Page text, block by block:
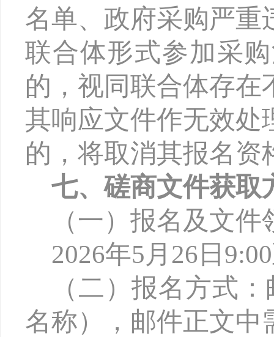
名单、政府采购严重
联合体形式参加采
的，视同联合体存
其响应文件作无效处
的，将取消其报名资
七、磋商文件获取
（一）报名及文
2026年5月26日
（二）报名方式
名称），邮件正文中